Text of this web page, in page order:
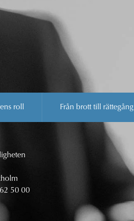
roll Från brott till rättegång
50 00